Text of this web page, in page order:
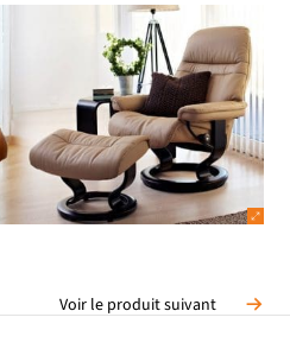
Voir le produit suivant